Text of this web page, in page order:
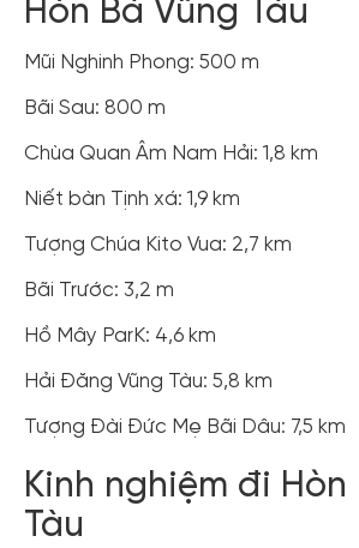
Hòn Bà Vũng Tàu
Mũi Nghinh Phong: 500 m
Bãi Sau: 800 m
Chùa Quan Âm Nam Hải: 1,8 km
Niết bàn Tịnh xá: 1,9 km
Tượng Chúa Kito Vua: 2,7 km
Bãi Trước: 3,2 m
Hồ Mây ParK: 4,6 km
Hải Đăng Vũng Tàu: 5,8 km
Tượng Đài Đức Mẹ Bãi Dâu: 7,5 km
Kinh nghiệm đi Hòn
Tàu